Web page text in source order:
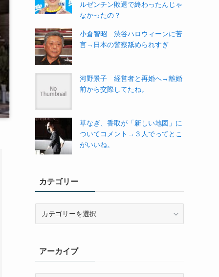
ルゼンチン敗退で終わったんじゃ
なかったの？
小倉智昭 渋谷ハロウィーンに苦
言→日本の警察舐められすぎ
河野景子 経営者と再婚へ→離婚
前から交際してたね。
草なぎ、香取が「新しい地図」に
ついてコメント→３人でってとこ
がいいね。
カテゴリー
ーアーカイブ